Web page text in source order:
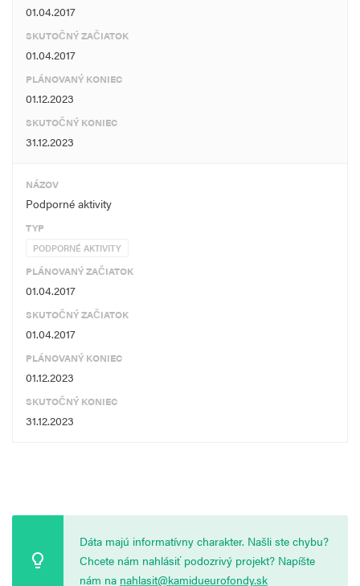
01.04.2017
SKUTOČNÝ ZAČIATOK
01.04.2017
PLÁNOVANÝ KONIEC
01.12.2023
SKUTOČNÝ KONIEC
31.12.2023
NÁZOV
Podporné aktivity
TYP
PODPORNÉ AKTIVITY
PLÁNOVANÝ ZAČIATOK
01.04.2017
SKUTOČNÝ ZAČIATOK
01.04.2017
PLÁNOVANÝ KONIEC
01.12.2023
SKUTOČNÝ KONIEC
31.12.2023
Dáta majú informatívny charakter. Našli ste chybu?
Chcete nám nahlásiť podozrivý projekt? Napíšte
nám na nahlasit@kamidueurofondy.sk